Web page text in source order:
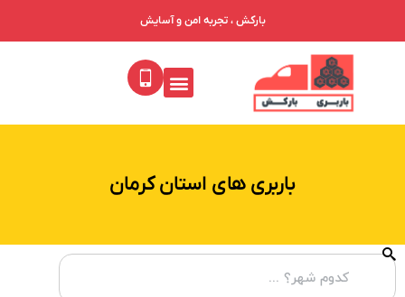
بارکش ، تجربه امن و آسایش
باربری های استان کرمان